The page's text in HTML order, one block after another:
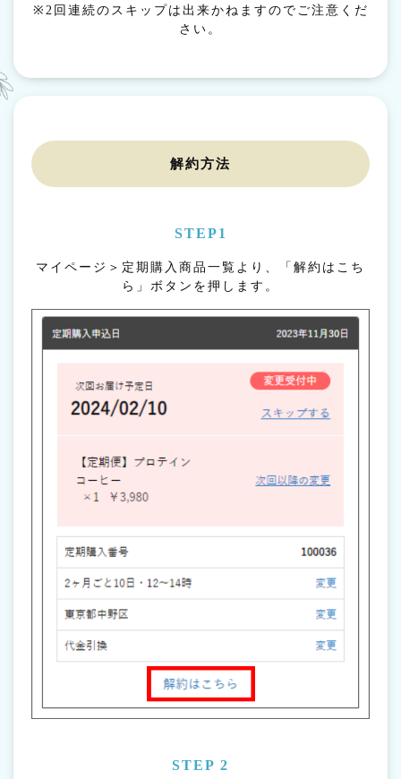
※2回連続のスキップは出来かねますのでご注意くだ
さい。
解約方法
STEP1
マイページ＞定期購入商品一覧より、「解約はこち
ら」ボタンを押します。
STEP 2